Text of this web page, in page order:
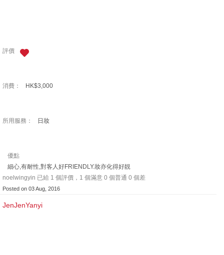
評價
消費： HK$3,000
所用服務： 日妝
優點
細心,有耐性,對客人好FRIENDLY.妝亦化得好靚
noelwingyin 已給 1 個評價，1 個滿意 0 個普通 0 個差
Posted on 03 Aug, 2016
JenJenYanyi